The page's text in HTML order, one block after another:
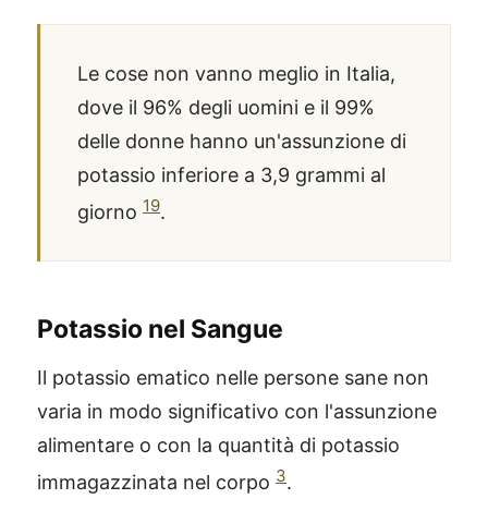
Le cose non vanno meglio in Italia,
dove il 96% degli uomini e il 99%
delle donne hanno un'assunzione di
potassio inferiore a 3,9 grammi al
giorno 19.
Potassio nel Sangue
Il potassio ematico nelle persone sane non
varia in modo significativo con l'assunzione
alimentare o con la quantità di potassio
immagazzinata nel corpo 3.